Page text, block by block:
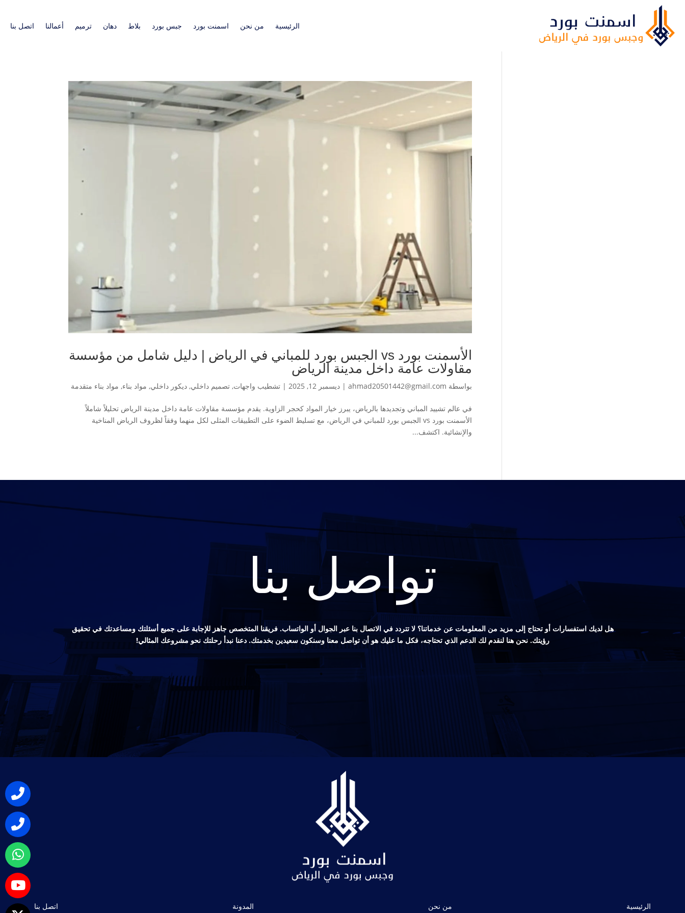
الرئيسية من نحن اسمنت بورد جبس بورد بلاط دهان ترميم أعمالنا اتصل بنا
الأسمنت بورد vs الجبس بورد للمباني في الرياض | دليل شامل من مؤسسة
مقاولات عامة داخل مدينة الرياض
بواسطة ahmad20501442@gmail.com
| ديسمبر 12, 2025 | تشطيب واجهات, تصميم داخلي, ديكور داخلي, مواد بناء, مواد بناء متقدمة
في عالم تشييد المباني وتجديدها بالرياض، يبرز خيار المواد كحجر الزاوية. يقدم مؤسسة مقاولات عامة داخل مدينة الرياض تحليلاً شاملاً
الأسمنت بورد vs الجبس بورد للمباني في الرياض، مع تسليط الضوء على التطبيقات المثلى لكل منهما وفقاً لظروف الرياض المناخية
والإنشائية. اكتشف...
تواصل بنا
هل لديك استفسارات أو تحتاج إلى مزيد من المعلومات عن خدماتنا؟ لا تتردد في الاتصال بنا عبر الجوال أو الواتساب. فريقنا المتخصص جاهز للإجابة على جميع أسئلتك ومساعدتك في تحقيق
رؤيتك. نحن هنا لنقدم لك الدعم الذي تحتاجه، فكل ما عليك هو أن تواصل معنا وسنكون سعيدين بخدمتك. دعنا نبدأ رحلتك نحو مشروعك المثالي!
الرئيسية من نحن المدونة اتصل بنا